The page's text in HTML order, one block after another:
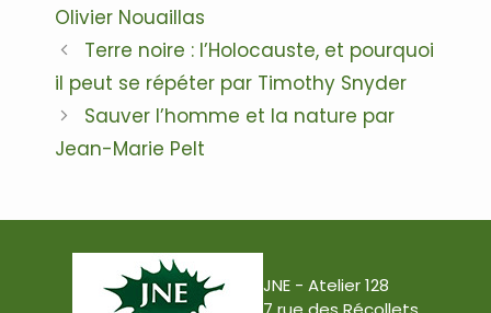
Olivier Nouaillas
Navigation
des
articles
Terre noire : l’Holocauste, et pourquoi
il peut se répéter par Timothy Snyder
Sauver l’homme et la nature par
Jean-Marie Pelt
JNE - Atelier 128